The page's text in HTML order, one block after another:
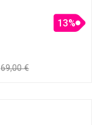
13%
69,00 €